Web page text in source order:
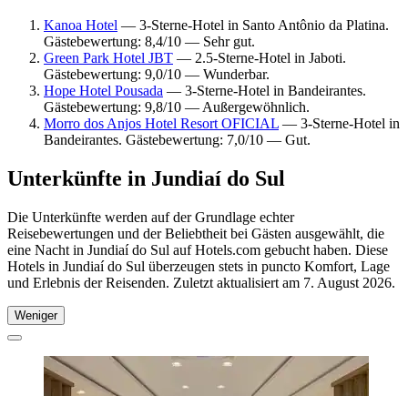
Kanoa Hotel — 3-Sterne-Hotel in Santo Antônio da Platina.
Gästebewertung: 8,4/10 — Sehr gut.
Green Park Hotel JBT — 2.5-Sterne-Hotel in Jaboti.
Gästebewertung: 9,0/10 — Wunderbar.
Hope Hotel Pousada — 3-Sterne-Hotel in Bandeirantes.
Gästebewertung: 9,8/10 — Außergewöhnlich.
Morro dos Anjos Hotel Resort OFICIAL — 3-Sterne-Hotel in
Bandeirantes. Gästebewertung: 7,0/10 — Gut.
Unterkünfte in Jundiaí do Sul
Die Unterkünfte werden auf der Grundlage echter
Reisebewertungen und der Beliebtheit bei Gästen ausgewählt, die
eine Nacht in Jundiaí do Sul auf Hotels.com gebucht haben. Diese
Hotels in Jundiaí do Sul überzeugen stets in puncto Komfort, Lage
und Erlebnis der Reisenden. Zuletzt aktualisiert am 7. August 2026.
Weniger